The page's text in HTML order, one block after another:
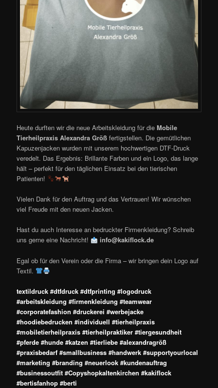
Heute durften wir die neue Arbeitskleidung für dieMobile
Tierheilpraxis Alexandra Größ fertigstellen. Die gemütlichen
Kapuzenjacken wurden mit unserem hochwertigen DTF-Druck
veredelt. Das Ergebnis: Brillante Farben und ein Logo, das lange
hält – perfekt für den täglichen Einsatz bei den tierischen
Patienten!
Vielen Dank für den Auftrag und das Vertrauen! Wir wünschen
viel Freude mit den neuen Jacken.
Hast du auch Interesse an bedruckter Firmenkleidung? Schreib
uns gerne eine Nachricht!
info@kakiflock.de
Egal ob für den Verein oder die Firma – wir bringen dein Logo auf
Textil.
textildruck #dtfdruck #dtfprinting #logodruck
#arbeitskleidung #firmenkleidung #teamwear
#corporatefashion #druckerei #werbejacke
#hoodiebedrucken #individuell #tierheilpraxis
#mobiletierheilpraxis #tierheilpraktiker #tiergesundheit
#pferde #hunde #katzen #tierliebe #alexandragröß
#praxisbedarf #smallbusiness #handwerk #supportyourlocal
#marketing #branding #neuerlook #kundenauftrag
#businessoutfit #Copyshopkaltenkirchen #kakiflock
#bertisfanhop #berti